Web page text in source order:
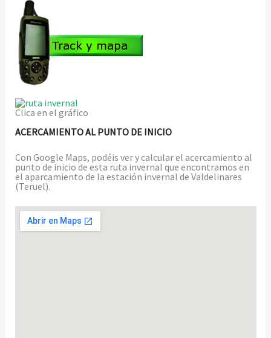
Clica en el gráfico
ACERCAMIENTO AL PUNTO DE INICIO
Con Google Maps, podéis ver y calcular el acercamiento al
punto de inicio de esta ruta invernal que encontramos en
el aparcamiento de la estación invernal de Valdelinares
(Teruel).